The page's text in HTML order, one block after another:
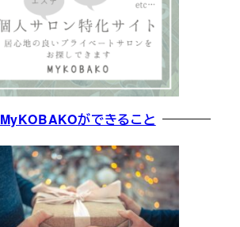
MyKOBAKOができること